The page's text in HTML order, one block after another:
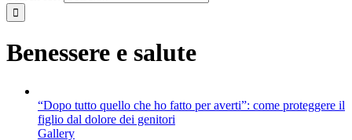
Benessere e salute
“Dopo tutto quello che ho fatto per averti”: come proteggere il
figlio dal dolore dei genitori
Gallery